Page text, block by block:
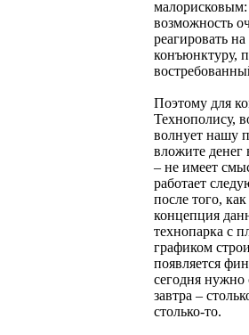
возможность
реагировать
конъюнктуру,
Поэтому для
Технополису,
волнует нашу
вложите денег
– не имеет
работает
после того,
концепция
технопарка с
графиком
появляется
сегодня нужно
завтра –
столько-то.